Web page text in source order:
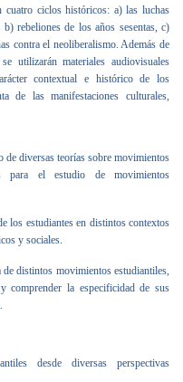
cuatro ciclos históricos: a) las luchas
rebeliones de los años sesentas, c)
contra el neoliberalismo. Además de
utilizarán materiales audiovisuales
contextual e histórico de los
de las manifestaciones culturales,
diversas teorías sobre movimientos
para el estudio de movimientos
los estudiantes en distintos contextos
y sociales.
distintos movimientos estudiantiles,
comprender la especificidad de sus
desde diversas perspectivas